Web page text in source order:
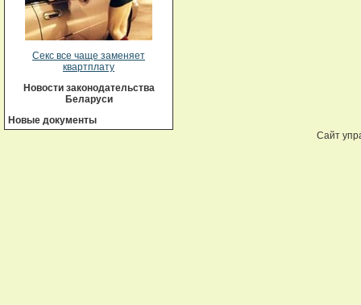
Секс все чаще заменяет
квартплату
Новости законодательства
Беларуси
Новые документы
Сайт